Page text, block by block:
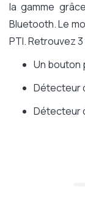
la gamme
Bluetooth. Le
PTI. Retrouvez
Un bouton
Détecteur
Détecteur